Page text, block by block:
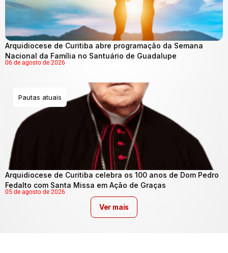
Arquidiocese de Curitiba abre programação da Semana
Nacional da Família no Santuário de Guadalupe
06 de agosto de 2026
Pautas atuais
Arquidiocese de Curitiba celebra os 100 anos de Dom Pedro
Fedalto com Santa Missa em Ação de Graças
05 de agosto de 2026
Ver mais